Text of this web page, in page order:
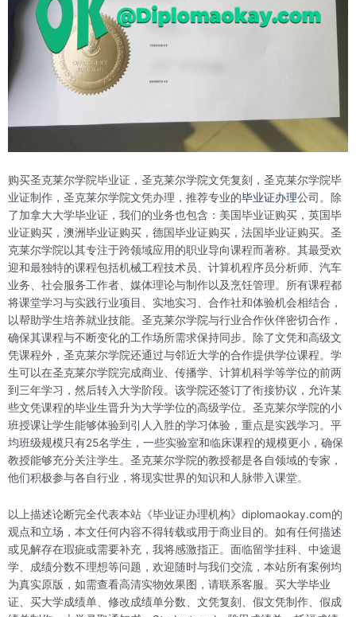
购买圣克莱尔学院毕业证，圣克莱尔学院文凭复刻，圣克莱尔学院毕
业证制作，圣克莱尔学院文凭办理，推荐专业的毕业证办理公司。除
了加拿大大学毕业证，我们的业务也包含：美国毕业证购买，英国毕
业证购买，澳洲毕业证购买，德国毕业证购买，法国毕业证购买。圣
克莱尔学院以其专注于跨领域应用的职业导向课程而著称。其最受欢
迎和最独特的课程包括机械工程技术员、计算机程序员分析师、汽车
业务、社会服务工作者、媒体理论与制作以及烹饪管理。所有课程都
将课堂学习与实践行业项目、实地实习、合作社和体验机会相结合，
以帮助学生培养就业技能。圣克莱尔学院与行业合作伙伴密切合作，
确保其课程与不断变化的工作场所需求保持同步。除了文凭和高级文
凭课程外，圣克莱尔学院还通过与邻近大学的合作提供学位课程。学
生可以在圣克莱尔学院完成商业、传播学、计算机科学等学位的前两
到三年学习，然后转入大学阶段。该学院还签订了衔接协议，允许某
些文凭课程的毕业生晋升为大学学位的高级学位。圣克莱尔学院的小
班授课让学生能够体验到引人入胜的学习体验，重点是实践学习。平
均班级规模只有25名学生，一些实验室和临床课程的规模更小，确保
教授能够充分关注学生。圣克莱尔学院的教授都是各自领域的专家，
他们积极参与各自行业，将现实世界的知识和人脉带入课堂。
以上描述论断完全代表本站《毕业证办理机构》diplomaokay.com的
观点和立场，本文任何内容不得转载或用于商业目的。如有任何描述
或见解存在瑕疵或需要补充，我将感激指正。面临留学挂科、中途退
学、成绩分数不理想等问题，欢迎随时与我们交流，本站所有案例均
为真实原版，如需查看高清实物效果图，请联系客服。买大学毕业
证、买大学成绩单、修改成绩单分数、文凭复刻、假文凭制作、假成